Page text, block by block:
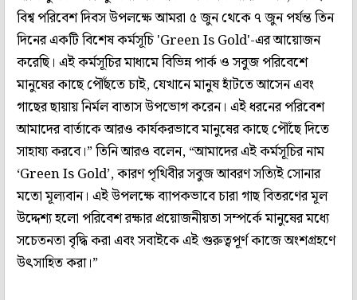
বিশ্ব পরিবেশ দিবস উপলক্ষে আমরা ৫ জুন থেকে ৭ জুন পর্যন্ত তিন
দিনের একটি বিশেষ কর্মসূচি 'Green Is Gold'-এর আয়োজন
করেছি। এই কর্মসূচির মাধ্যমে বিভিন্ন পার্ক ও সবুজ পরিবেশে
মানুষের কাছে পৌঁছতে চাই, যেখানে মানুষ হাঁটতে আসেন এবং
গাছের ছায়ায় নির্মল বাতাস উপভোগ করেন। এই ধরনের পরিবেশ
আমাদের বার্তাকে আরও কার্যকরভাবে মানুষের কাছে পৌঁছে দিতে
সাহায্য করবে।” তিনি আরও বলেন, “আমাদের এই কর্মসূচির নাম
‘Green Is Gold’, কারণ পৃথিবীর সবুজ আবরণ সত্যিই সোনার
মতো মূল্যবান। এই উপলক্ষে ব্যাপকভাবে চারা গাছ বিতরণের মূল
উদ্দেশ্য হলো পরিবেশ রক্ষার প্রয়োজনীয়তা সম্পর্কে মানুষের মধ্যে
সচেতনতা বৃদ্ধি করা এবং সবাইকে এই গুরুত্বপূর্ণ কাজে অংশগ্রহণে
উৎসাহিত করা।”